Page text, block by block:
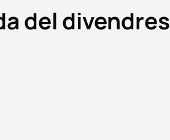
del divendres